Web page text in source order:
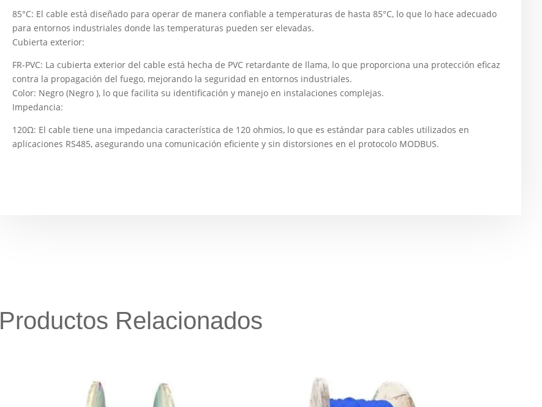
85°C: El cable está diseñado para operar de manera confiable a temperaturas de hasta 85°C, lo que lo hace adecuado
para entornos industriales donde las temperaturas pueden ser elevadas.
Cubierta exterior:
FR-PVC: La cubierta exterior del cable está hecha de PVC retardante de llama, lo que proporciona una protección eficaz
contra la propagación del fuego, mejorando la seguridad en entornos industriales.
Color: Negro (Negro ), lo que facilita su identificación y manejo en instalaciones complejas.
Impedancia:
120Ω: El cable tiene una impedancia característica de 120 ohmios, lo que es estándar para cables utilizados en
aplicaciones RS485, asegurando una comunicación eficiente y sin distorsiones en el protocolo MODBUS.
Productos Relacionados